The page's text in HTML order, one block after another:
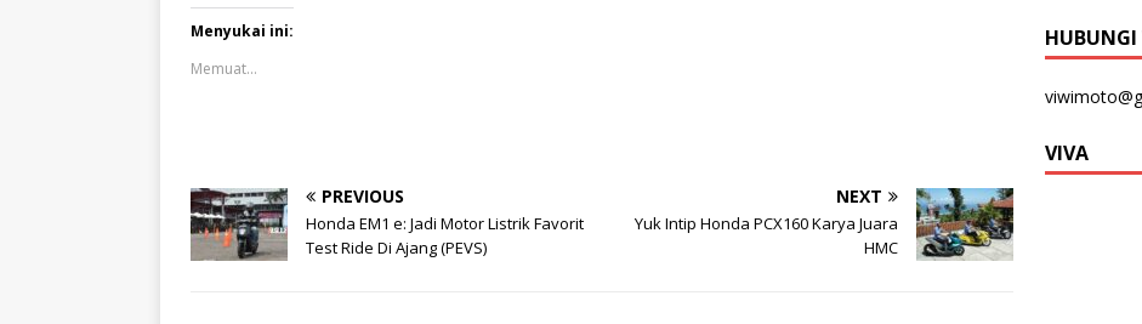
u
n
t
u
k
i
p
a
d
a
T
u
n
i
k
a
n
d
i
Menyukai ini:
Memuat...
PREVIOUS
Honda EM1 e: Jadi Motor Listrik Favorit
Test Ride Di Ajang (PEVS)
NEXT
Yuk Intip Honda PCX160 Karya Juara
HMC
VIVA